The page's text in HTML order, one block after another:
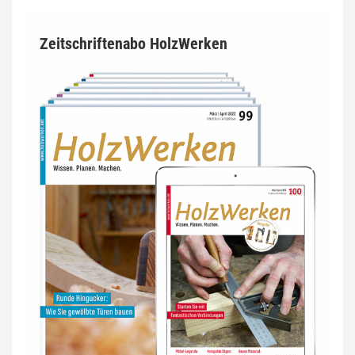
Zeitschriftenabo HolzWerken